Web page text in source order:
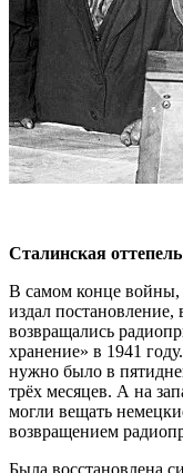
Сталинская оттепель
В самом конце
издал
возвращались
хранение» в 1941
нужно было в
трёх месяцев. А на
могли вещать
возвращением
Была восстановлена